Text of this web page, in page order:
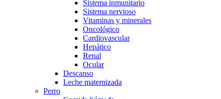
Sistema inmunitario
Sistema nervioso
Vitaminas y minerales
Oncológico
Cardiovascular
Hepático
Renal
Ocular
Descanso
Leche maternizada
Perro